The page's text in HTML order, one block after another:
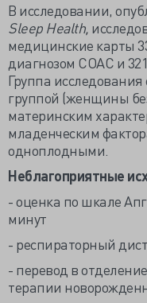
В исследовании,
Sleep Health,
медицинские карты
диагнозом СОАС и
Группа
группой (женщины
материнским
младенческим
одноплодными.
Неблагоприятные
- оценка по шкале
минут
- респираторный
- перевод в
терапии